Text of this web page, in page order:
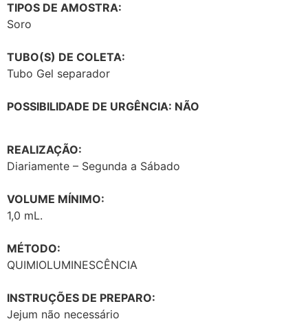
TIPOS DE AMOSTRA:
Soro
TUBO(S) DE COLETA:
Tubo Gel separador
POSSIBILIDADE DE URGÊNCIA: NÃO
REALIZAÇÃO:
Diariamente – Segunda a Sábado
VOLUME MÍNIMO:
1,0 mL.
MÉTODO:
QUIMIOLUMINESCÊNCIA
INSTRUÇÕES DE PREPARO:
Jejum não necessário